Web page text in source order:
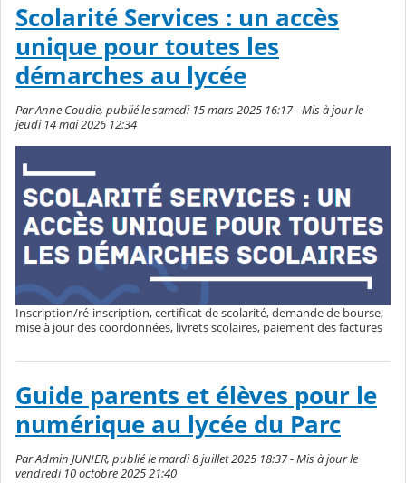
Scolarité Services : un accès
unique pour toutes les
démarches au lycée
Par Anne Coudie, publié le samedi 15 mars 2025 16:17 - Mis à jour le
jeudi 14 mai 2026 12:34
Inscription/ré-inscription, certificat de scolarité, demande de bourse,
mise à jour des coordonnées, livrets scolaires, paiement des factures
Guide parents et élèves pour le
numérique au lycée du Parc
Par Admin JUNIER, publié le mardi 8 juillet 2025 18:37 - Mis à jour le
vendredi 10 octobre 2025 21:40